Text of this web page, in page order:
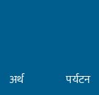
अर्थ
पर्यटन